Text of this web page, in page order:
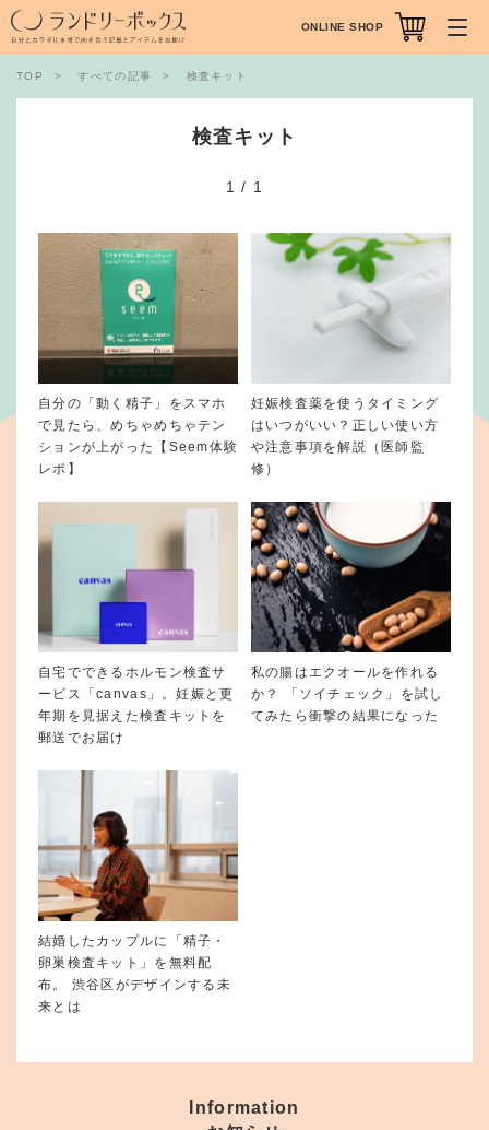
TOP すべての記事 検査キット
検査キット
1 / 1
自分の「動く精子」をスマホ
で見たら、めちゃめちゃテン
ションが上がった【Seem体験
レポ】
妊娠検査薬を使うタイミング
はいつがいい？正しい使い方
や注意事項を解説（医師監
修）
自宅でできるホルモン検査サ
ービス「canvas」。妊娠と更
年期を見据えた検査キットを
郵送でお届け
私の腸はエクオールを作れる
か？ 「ソイチェック」を試し
てみたら衝撃の結果になった
結婚したカップルに「精子・
卵巣検査キット」を無料配
布。 渋谷区がデザインする未
来とは
Information
ONLINE SHOP